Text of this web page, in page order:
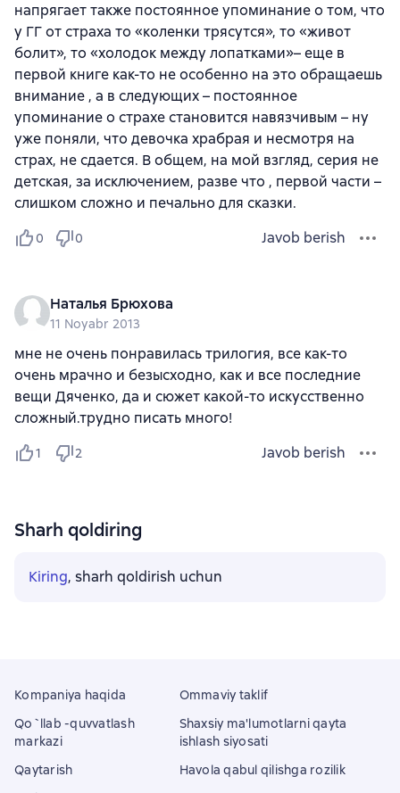
напрягает также постоянное упоминание о том, что
у ГГ от страха то «коленки трясутся», то «живот
болит», то «холодок между лопатками»– еще в
первой книге как-то не особенно на это обращаешь
внимание , а в следующих – постоянное
упоминание о страхе становится навязчивым – ну
уже поняли, что девочка храбрая и несмотря на
страх, не сдается. В общем, на мой взгляд, серия не
детская, за исключением, разве что , первой части –
слишком сложно и печально для сказки.
0 0 Javob berish
Наталья Брюхова
11 Noyabr 2013
мне не очень понравилась трилогия, все как-то
очень мрачно и безысходно, как и все последние
вещи Дяченко, да и сюжет какой-то искусственно
сложный.трудно писать много!
1 2 Javob berish
Sharh qoldiring
Kiring, sharh qoldirish uchun
Kompaniya haqida
Qo`llab -quvvatlash
markazi
Qaytarish
Ommaviy taklif
Shaxsiy ma'lumotlarni qayta
ishlash siyosati
Havola qabul qilishga rozilik